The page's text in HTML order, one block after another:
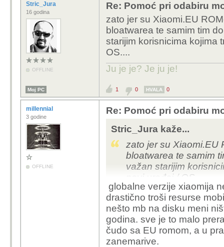
Stric_Jura
16 godina
OFFLINE
Re: Pomoć pri odabiru
zato jer su Xiaomi.EU
bloatwarea te samim tim
starijim korisnicima kojima
OS....
Ju je je? Je ju je!
Moj PC 1 0 HVALA 0
millennial
3 godine
OFFLINE
Re: Pomoć pri odabiru
Stric_Jura kaže...
zato jer su Xiaomi.EU
bloatwarea te samim
važan starijim
novi uređaj / OS....
globalne verzije xiaomija
drastično troši resurse
nešto mb na disku meni
godina. sve je to malo
čudo sa EU romom, a u
zanemarive.